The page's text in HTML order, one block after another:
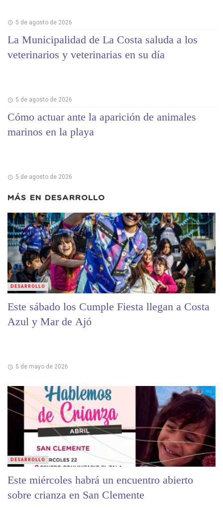
5 de agosto de 2026
La Municipalidad de La Costa saluda a los
veterinarios y veterinarias en su día
5 de agosto de 2026
Cómo actuar ante la aparición de animales
marinos en la playa
5 de agosto de 2026
MÁS EN DESARROLLO
Este sábado los Cumple Fiesta llegan a Costa
Azul y Mar de Ajó
5 de mayo de 2026
DESARROLLO
Este miércoles habrá un encuentro abierto
sobre crianza en San Clemente
DESARROLLO